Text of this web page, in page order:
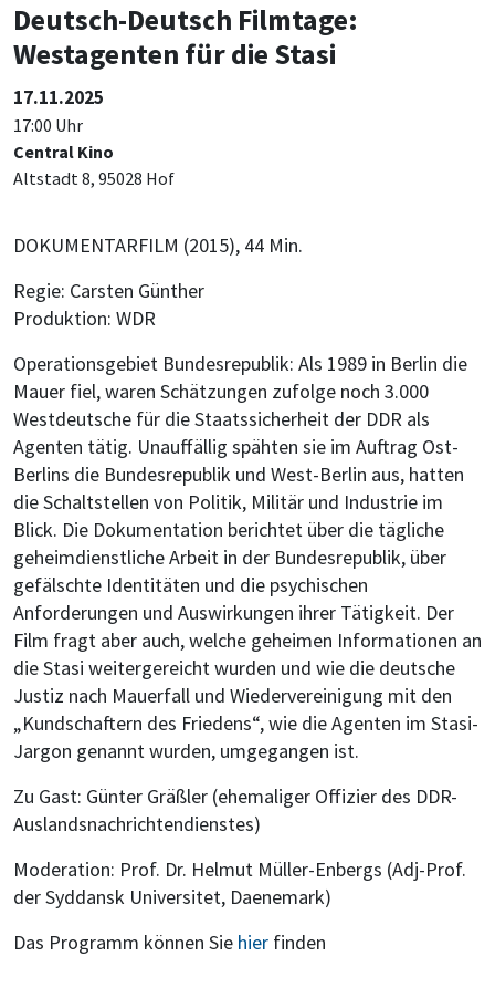
Deutsch-Deutsch Filmtage:
Westagenten für die Stasi
17.11.2025
17:00 Uhr
Central Kino
Altstadt 8, 95028 Hof
DOKUMENTARFILM (2015), 44 Min.
Regie: Carsten Günther
Produktion: WDR
Operationsgebiet Bundesrepublik: Als 1989 in Berlin die
Mauer fiel, waren Schätzungen zufolge noch 3.000
Westdeutsche für die Staatssicherheit der DDR als
Agenten tätig. Unauffällig spähten sie im Auftrag Ost-
Berlins die Bundesrepublik und West-Berlin aus, hatten
die Schaltstellen von Politik, Militär und Industrie im
Blick. Die Dokumentation berichtet über die tägliche
geheimdienstliche Arbeit in der Bundesrepublik, über
gefälschte Identitäten und die psychischen
Anforderungen und Auswirkungen ihrer Tätigkeit. Der
Film fragt aber auch, welche geheimen Informationen an
die Stasi weitergereicht wurden und wie die deutsche
Justiz nach Mauerfall und Wiedervereinigung mit den
„Kundschaftern des Friedens“, wie die Agenten im Stasi-
Jargon genannt wurden, umgegangen ist.
Zu Gast: Günter Gräßler (ehemaliger Offizier des DDR-
Auslandsnachrichtendienstes)
Moderation: Prof. Dr. Helmut Müller-Enbergs (Adj-Prof.
der Syddansk Universitet, Daenemark)
Das Programm können Sie hier finden